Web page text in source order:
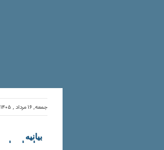
جمعه, ۱۶ مرداد , ۱۴۰۵ |
بیانیه
سازمان‌های